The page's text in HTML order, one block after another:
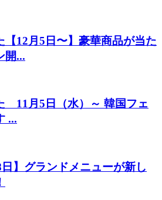
12月5日〜】豪華商品が当た
開...
11月5日（水）～ 韓国フェ
...
日】グランドメニューが新し